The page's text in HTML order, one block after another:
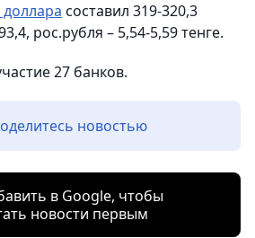
доллара составил 319-320,3
рос.рубля – 5,54-5,59 тенге.
27 банков.
новостью
в Google, чтобы
новости первым